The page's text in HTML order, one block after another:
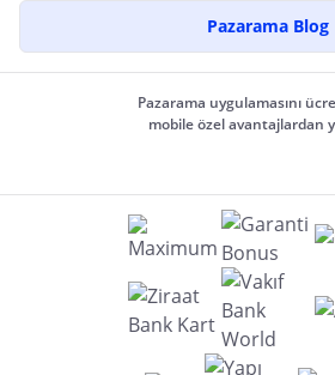
Pazarama Blog
Pazarama uygulamasını
mobile özel avantajlardan